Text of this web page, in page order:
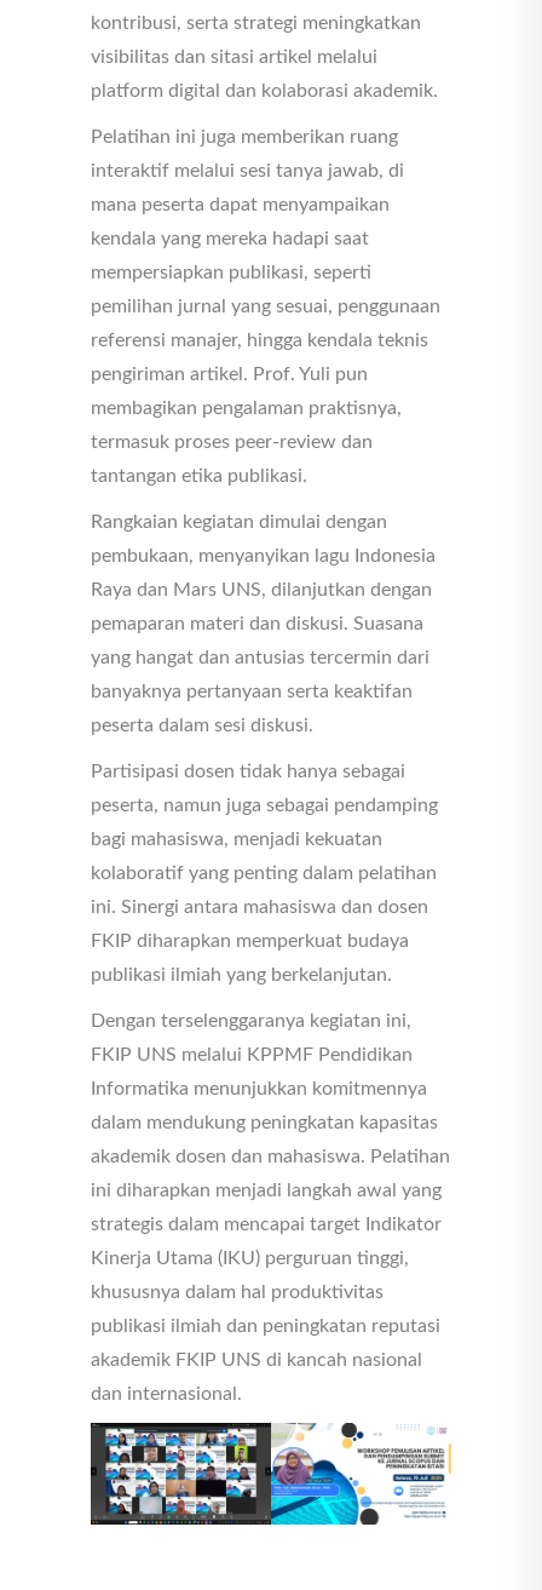
kontribusi, serta strategi meningkatkan
visibilitas dan sitasi artikel melalui
platform digital dan kolaborasi akademik.
Pelatihan ini juga memberikan ruang
interaktif melalui sesi tanya jawab, di
mana peserta dapat menyampaikan
kendala yang mereka hadapi saat
mempersiapkan publikasi, seperti
pemilihan jurnal yang sesuai, penggunaan
referensi manajer, hingga kendala teknis
pengiriman artikel. Prof. Yuli pun
membagikan pengalaman praktisnya,
termasuk proses peer-review dan
tantangan etika publikasi.
Rangkaian kegiatan dimulai dengan
pembukaan, menyanyikan lagu Indonesia
Raya dan Mars UNS, dilanjutkan dengan
pemaparan materi dan diskusi. Suasana
yang hangat dan antusias tercermin dari
banyaknya pertanyaan serta keaktifan
peserta dalam sesi diskusi.
Partisipasi dosen tidak hanya sebagai
peserta, namun juga sebagai pendamping
bagi mahasiswa, menjadi kekuatan
kolaboratif yang penting dalam pelatihan
ini. Sinergi antara mahasiswa dan dosen
FKIP diharapkan memperkuat budaya
publikasi ilmiah yang berkelanjutan.
Dengan terselenggaranya kegiatan ini,
FKIP UNS melalui KPPMF Pendidikan
Informatika menunjukkan komitmennya
dalam mendukung peningkatan kapasitas
akademik dosen dan mahasiswa. Pelatihan
ini diharapkan menjadi langkah awal yang
strategis dalam mencapai target Indikator
Kinerja Utama (IKU) perguruan tinggi,
khususnya dalam hal produktivitas
publikasi ilmiah dan peningkatan reputasi
akademik FKIP UNS di kancah nasional
dan internasional.